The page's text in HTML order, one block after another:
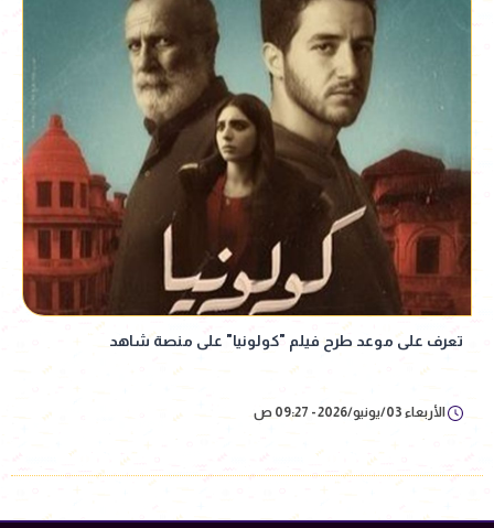
تعرف على موعد طرح فيلم "كولونيا" على منصة شاهد
الأربعاء 03/يونيو/2026 - 09:27 ص